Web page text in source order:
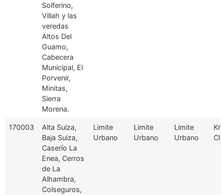
Solferino,
Villah y las
veredas
Altos Del
Guamo,
Cabecera
Municipal, El
Porvenir,
Minitas,
Sierra
Morena.
170003
Alta Suiza,
Baja Suiza,
Caserío La
Enea, Cerros
de La
Alhambra,
Colseguros,
Limite
Urbano
Limite
Urbano
Limite
Urbano